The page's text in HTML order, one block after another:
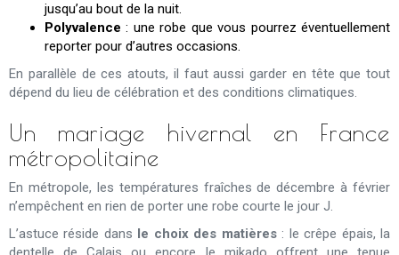
jusqu’au bout de la nuit.
Polyvalence : une robe que vous pourrez éventuellement
reporter pour d’autres occasions.
En parallèle de ces atouts, il faut aussi garder en tête que tout
dépend du lieu de célébration et des conditions climatiques.
Un mariage hivernal en France
métropolitaine
En métropole, les températures fraîches de décembre à février
n’empêchent en rien de porter une robe courte le jour J.
L’astuce réside dans
le choix des matières: le crêpe épais, la